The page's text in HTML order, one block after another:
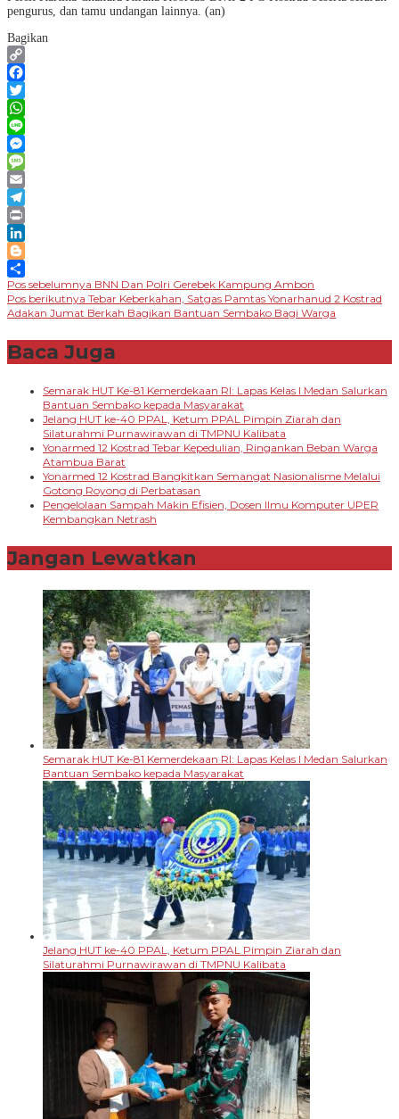
pengurus, dan tamu undangan lainnya. (an)
Bagikan
Copy
Link
Facebook
Twitter
WhatsApp
Line
Messenger
Message
Email
Telegram
Print
LinkedIn
Blogger
Share
Navigasi
pos
Pos sebelumnya BNN Dan Polri Gerebek Kampung Ambon
Pos berikutnya Tebar Keberkahan, Satgas Pamtas Yonarhanud 2 Kostrad
Adakan Jumat Berkah Bagikan Bantuan Sembako Bagi Warga
Baca Juga
Semarak HUT Ke-81 Kemerdekaan RI: Lapas Kelas I Medan Salurkan
Bantuan Sembako kepada Masyarakat
Jelang HUT ke-40 PPAL, Ketum PPAL Pimpin Ziarah dan
Silaturahmi Purnawirawan di TMPNU Kalibata
Yonarmed 12 Kostrad Tebar Kepedulian, Ringankan Beban Warga
Atambua Barat
Yonarmed 12 Kostrad Bangkitkan Semangat Nasionalisme Melalui
Gotong Royong di Perbatasan
Pengelolaan Sampah Makin Efisien, Dosen Ilmu Komputer UPER
Kembangkan Netrash
Jangan Lewatkan
Semarak HUT Ke-81 Kemerdekaan RI: Lapas Kelas I Medan Salurkan
Bantuan Sembako kepada Masyarakat
Jelang HUT ke-40 PPAL, Ketum PPAL Pimpin Ziarah dan
Silaturahmi Purnawirawan di TMPNU Kalibata